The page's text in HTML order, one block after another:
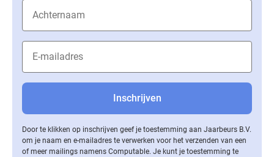
Door te klikken op inschrijven geef je toestemming aan Jaarbeurs B.V.
om je naam en e-mailadres te verwerken voor het verzenden van een
of meer mailings namens Computable. Je kunt je toestemming te